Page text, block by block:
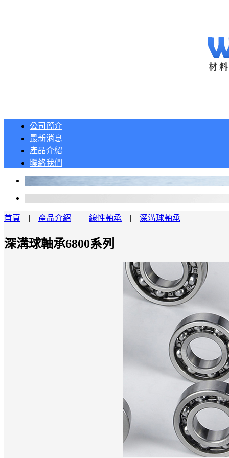
公司簡介
最新消息
產品介紹
聯絡我們
首頁 | 產品介紹 | 線性軸承 | 深溝球軸承
深溝球軸承6800系列